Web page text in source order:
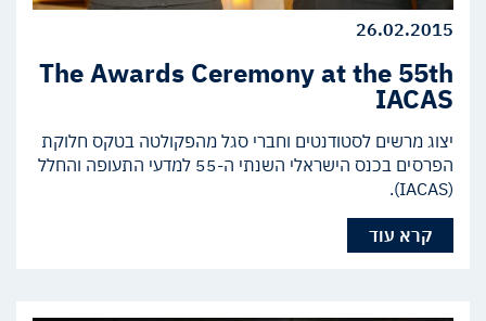
26.02.2015
The Awards Ceremony at the 55th
IACAS
יצוג מרשים לסטודנטים וחברי סגל מהפקולטה בטקס חלוקת
הפרסים בכנס הישראלי השנתי ה-55 למדעי התעופה והחלל
(IACAS).
קרא עוד